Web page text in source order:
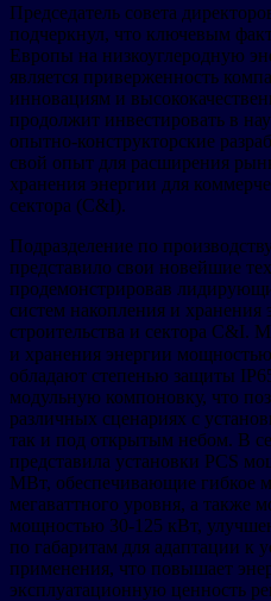
Председатель совета
подчеркнул, что ключевым
Европы на низкоуглеродную
является приверженность
инновациям и
продолжит инвестировать в
опытно-конструкторские
свой опыт для расширения
хранения энергии для
сектора (C&I).
Подразделение по
представило свои новейшие
продемонстрировав
систем накопления и
строительства и сектора C&I.
и хранения энергии
обладают степенью защиты
модульную компоновку, что
различных сценариях с
так и под открытым небом. В
представила установки PCS
МВт, обеспечивающие гибкое
мегаваттного уровня, а также
мощностью 30-125 кВт,
по габаритам для адаптации к
применения, что повышает
эксплуатационную ценность